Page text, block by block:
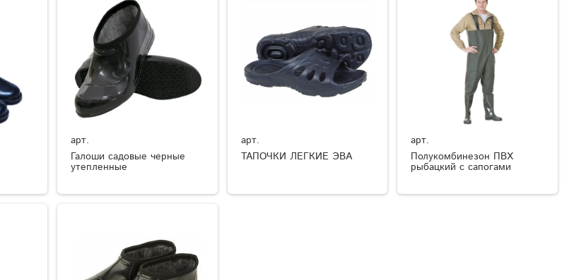
арт.
Галоши садовые черные
утепленные
арт.
ТАПОЧКИ ЛЕГКИЕ ЭВА
арт.
Полукомбинезон ПВХ
рыбацкий с сапогами